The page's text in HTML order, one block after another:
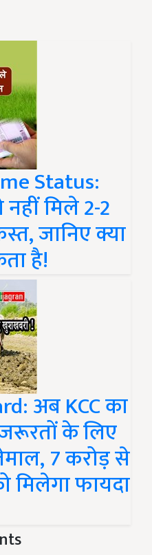
Status:
मिले 2-2
जानिए क्या
है!
अब KCC का
के लिए
7 करोड़ से
मिलेगा फायदा